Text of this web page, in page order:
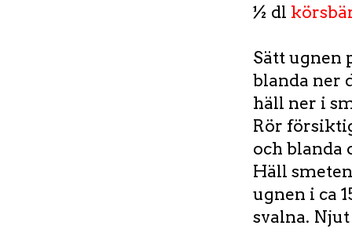
½ dl
Sätt ugnen
blanda ner
häll ner i
Rör
och blanda
Häll
ugnen i ca
svalna.